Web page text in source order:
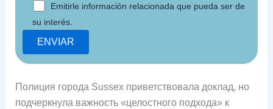
Emitirle información relacionada que pueda ser de
su interés.
Полиция города Sussex приветствовала доклад, но
подчеркнула важность «целостного подхода» к